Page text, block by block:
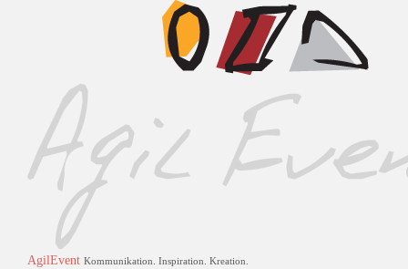
AgilEvent Kommunikation. Inspiration. Kreation.